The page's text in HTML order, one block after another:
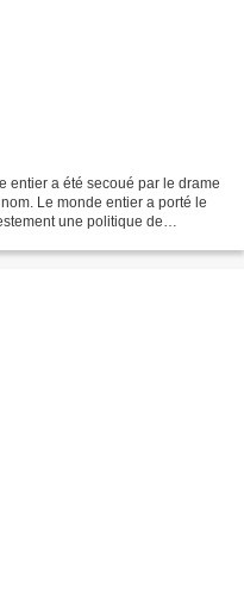
entier a été secoué par le drame
Le monde entier a porté le
une politique de